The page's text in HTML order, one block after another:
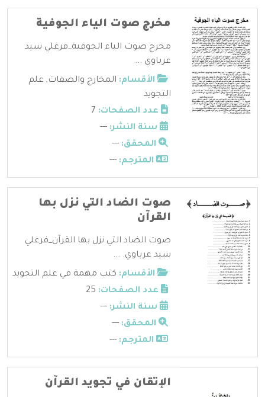
مخرج صوت الياء الجوفية
مخرج صوت الياء الجوفية_فرغلي سيد
عرباوي ...
الأقسام: المخارج والصفات, علم
التجويد
عدد الصفحات:
سنة النشر: ---
المحقق: ---
المترجم: ---
صوت الضاد التي نزل بها
القرآن
صوت الضاد التي نزل بها القرآن_فرغلي
سيد عرباوي. ...
الأقسام: كتب مهمة في علم التجويد
عدد الصفحات:
سنة النشر: ---
المحقق: ---
المترجم: ---
الإتقان في تجويد القرآن